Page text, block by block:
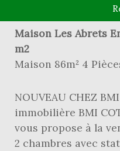
Maison Les Abrets
m2
Maison 86m² 4
NOUVEAU CHEZ
immobilière BMI
vous propose à la
2 chambres avec